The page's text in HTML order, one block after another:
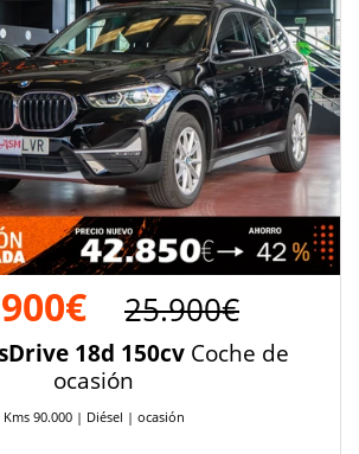
25.900€
18d 150cvCoche de
ocasión
Kms 90.000 | Diésel | ocasión